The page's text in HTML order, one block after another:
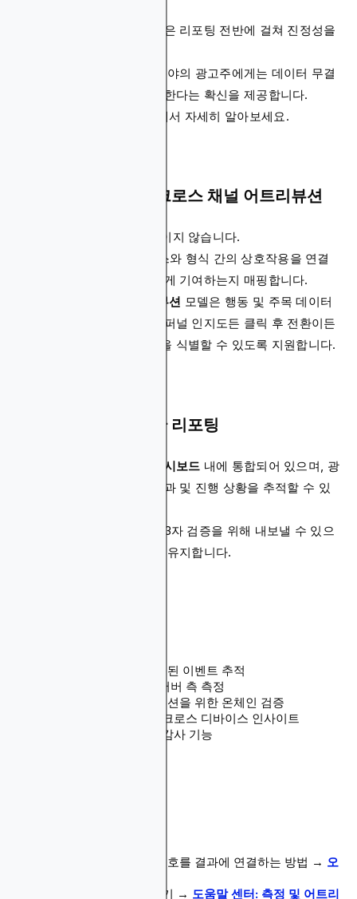
이 변경 불가능한 감사 추적은 리포팅 전반에 걸쳐 진정성을
분야의 광고주에게는 데이터 무결
성이 규정 준수 기준을 충족한다는 확신을 제공합니다.
에서 자세히 알아보세요.
크로스 디바이스 및 크로스 채널 어트리뷰션
사용자 여정은 거의 선형적이지 않습니다.
Blockchain-Ads는 디바이스와 형식 간의 상호작용을 연결
하여 각 접점이 결과에 어떻게 기여하는지 매핑합니다.
멀티터치 어트리뷰션 모델은 행동 및 주목 데이터
를 통합하여 광고주가 상위 퍼널 인지도든 클릭 후 전환이든
증분 상승을 제공하는 채널을 식별할 수 있도록 지원합니다.
투명하고 감사 가능한 리포팅
캠페인 대시보드 내에 통합되어 있으며, 광
고주는 실시간으로 지출, 결과 및 진행 상황을 추적할 수 있
보고서는 규정 준수 또는 제3자 검증을 위해 내보낼 수 있으
며, 모든 단계에서 투명성을 유지합니다.
노출부터 전환까지 검증된 이벤트 추적
데이터 손실이 줄어든 서버 측 측정
변경 불가능한 어트리뷰션을 위한 온체인 검증
통합된 크로스 채널 및 크로스 디바이스 인사이트
투명한 리포팅 및 외부 감사 기능
어트리뷰션이 검증된 신호를 결과에 연결하는 방법 → 오
전체 성과 분석 문서 보기 → 도움말 센터: 측정 및 어트리